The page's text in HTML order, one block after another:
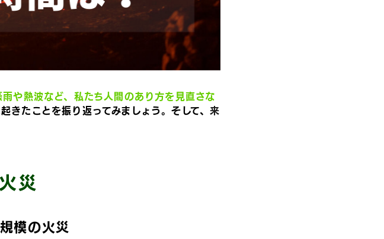
雨や熱波など、私たち人間のあり方を見直さな
きたことを振り返ってみましょう。そして、来
災
模の火災